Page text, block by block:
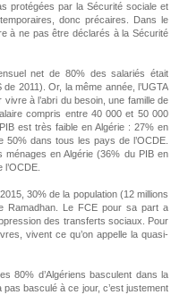
protégées par la Sécurité sociale et
donc précaires. Dans le
à ne pas être déclarés à la Sécurité
net de 80% des salariés était
2011). Or, la même année, l’UGTA
à l’abri du besoin, une famille de
compris entre 40 000 et 50 000
est très faible en Algérie : 27% en
dans tous les pays de l’OCDE.
ménages en Algérie (36% du PIB en
30% de la population (12 millions
Ramadhan. Le FCE pour sa part a
des transferts sociaux. Pour
vivent ce qu’on appelle la quasi-
80% d’Algériens basculent dans la
basculé à ce jour, c’est justement